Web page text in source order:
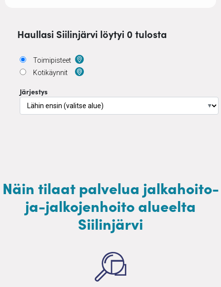
Haullasi Siilinjärvi löytyi 0 tulosta
Toimipisteet
Kotikäynnit
Järjestys
▼
Näin tilaat palvelua jalkahoito-
ja-jalkojenhoito alueelta
Siilinjärvi